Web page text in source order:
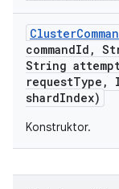
Cluster
commandId ,
String
requestType ,
shardIndex)
Konstruktor.